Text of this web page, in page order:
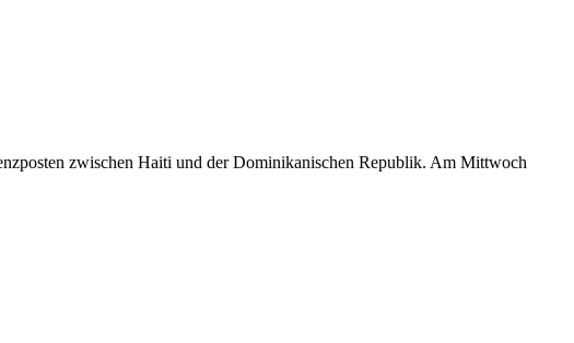
zwischen Haiti und der Dominikanischen Republik. Am Mittwoch